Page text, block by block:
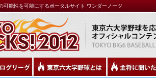
可能性を可能にするポータルサイト ワンダーノーツ